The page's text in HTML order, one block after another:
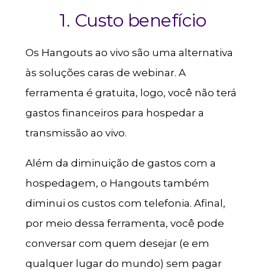
1. Custo benefício
Os Hangouts ao vivo são uma alternativa
às soluções caras de webinar. A
ferramenta é gratuita, logo, você não terá
gastos financeiros para hospedar a
transmissão ao vivo.
Além da diminuição de gastos com a
hospedagem, o Hangouts também
diminui os custos com telefonia. Afinal,
por meio dessa ferramenta, você pode
conversar com quem desejar (e em
qualquer lugar do mundo) sem pagar